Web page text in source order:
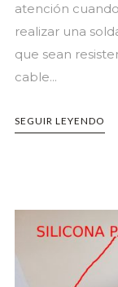
atención
realizar una
que sean
cable...
SEGUIR LEYENDO